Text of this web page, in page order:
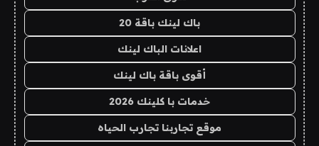
باك لينك باقة 20
اعلانات الباك لينك
أقوى باقة باك لينك
خدمات با كلينك 2026
موقع تجاربنا تجارب الحياه